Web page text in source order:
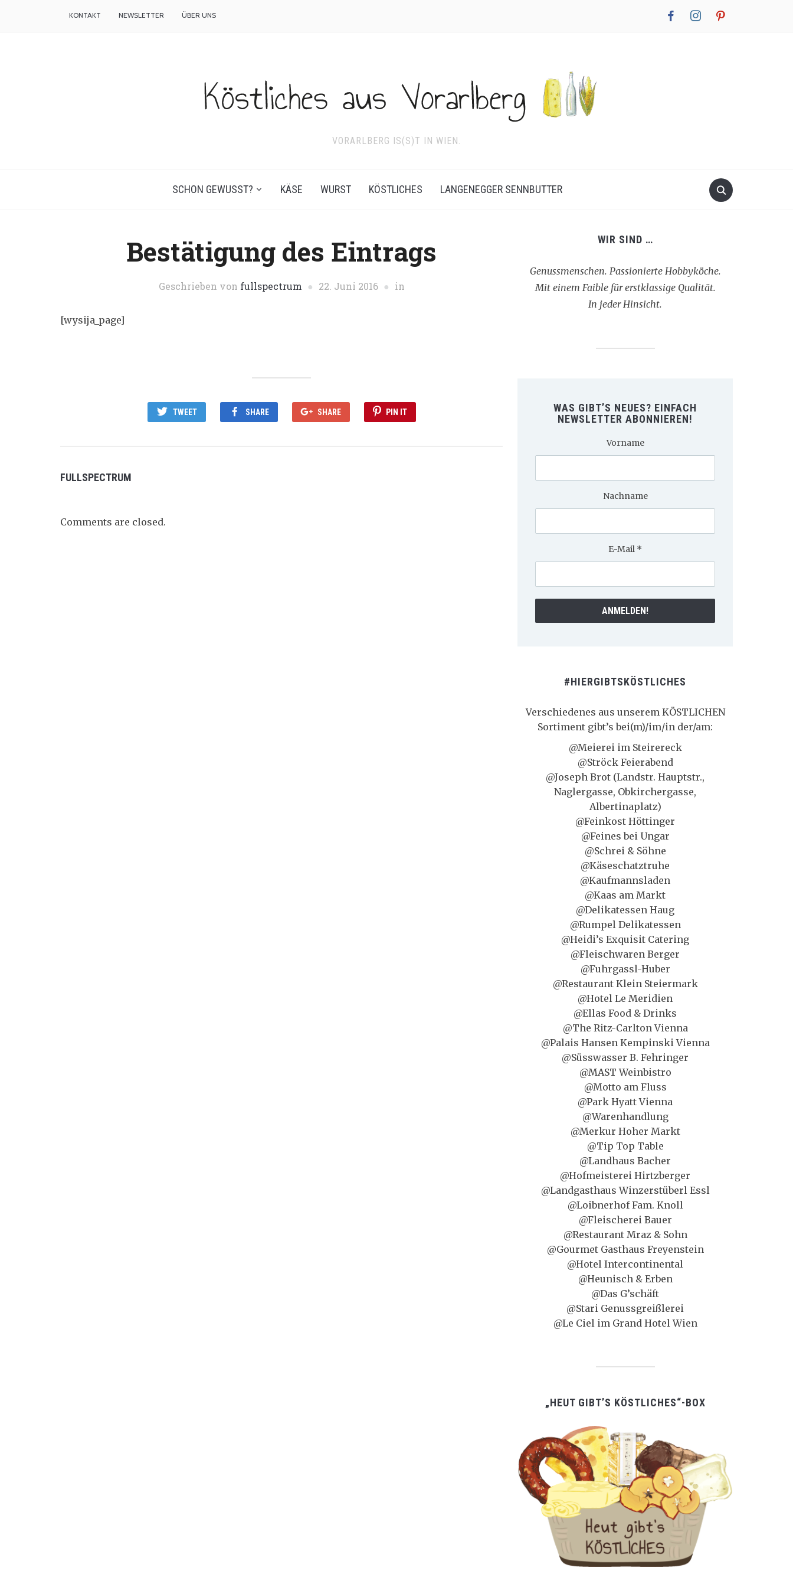
facebook instagrampinterest
KONTAKT NEWSLETTER ÜBER UNS
VORARLBERG IS(S)T IN WIEN.
SCHON GEWUSST? KÄSE WURST KÖSTLICHES LANGENEGGER SENNBUTTER
Bestätigung des Eintrags
Geschrieben von fullspectrum 22. Juni 2016 in
[wysija_page]
TWEET SHARE SHARE PIN IT
FULLSPECTRUM
Comments are closed.
WIR SIND …
Genussmenschen. Passionierte Hobbyköche.
Mit einem Faible für erstklassige Qualität.
In jeder Hinsicht.
WAS GIBT’S NEUES? EINFACH
NEWSLETTER ABONNIEREN!
Vorname
Nachname
E-Mail *
#HIERGIBTSKÖSTLICHES
Verschiedenes aus unserem KÖSTLICHEN
Sortiment gibt’s bei(m)/im/in der/am:
@Meierei im Steirereck
@Ströck Feierabend
@Joseph Brot (Landstr. Hauptstr.,
Naglergasse, Obkirchergasse,
Albertinaplatz)
@Feinkost Höttinger
@Feines bei Ungar
@Schrei & Söhne
@Käseschatztruhe
@Kaufmannsladen
@Kaas am Markt
@Delikatessen Haug
@Rumpel Delikatessen
@Heidi’s Exquisit Catering
@Fleischwaren Berger
@Fuhrgassl-Huber
@Restaurant Klein Steiermark
@Hotel Le Meridien
@Ellas Food & Drinks
@The Ritz-Carlton Vienna
@Palais Hansen Kempinski Vienna
@Süsswasser B. Fehringer
@MAST Weinbistro
@Motto am Fluss
@Park Hyatt Vienna
@Warenhandlung
@Merkur Hoher Markt
@Tip Top Table
@Landhaus Bacher
@Hofmeisterei Hirtzberger
@Landgasthaus Winzerstüberl Essl
@Loibnerhof Fam. Knoll
@Fleischerei Bauer
@Restaurant Mraz & Sohn
@Gourmet Gasthaus Freyenstein
@Hotel Intercontinental
@Heunisch & Erben
@Das G’schäft
@Stari Genussgreißlerei
@Le Ciel im Grand Hotel Wien
„HEUT GIBT’S KÖSTLICHES“-BOX